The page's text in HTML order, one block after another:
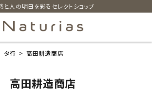
と人の明日を彩るセレクトショップ
タ行 高田耕造商店
高田耕造商店